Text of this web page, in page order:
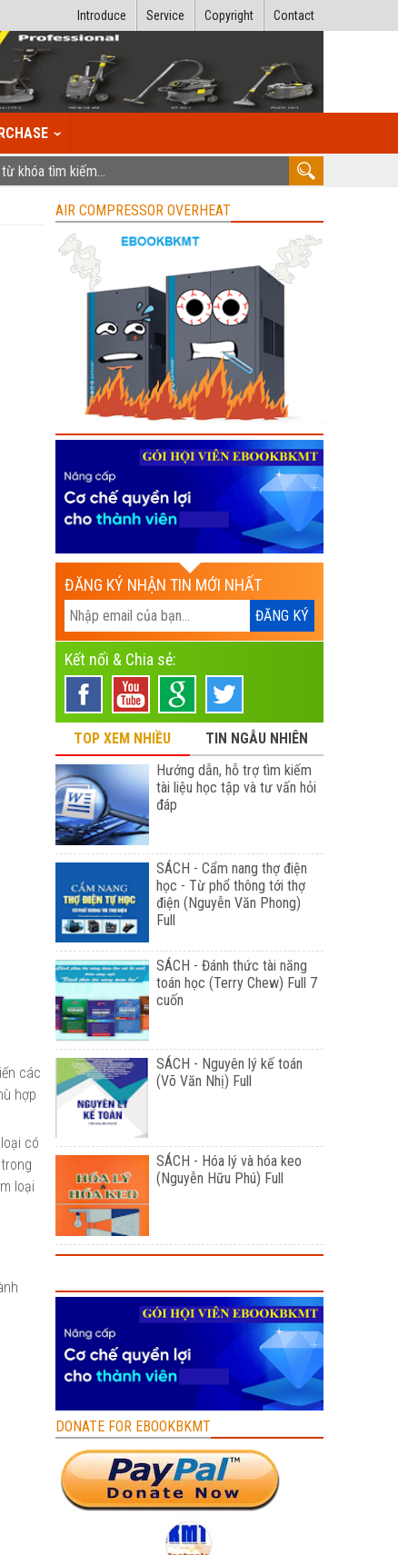
Contact
Copyright
Service
Introduce
các
hợp
có
loại
AIR COMPRESSOR OVERHEAT
ĐĂNG KÝ NHẬN TIN MỚI NHẤT
Kết nối & Chia sẻ:
TOP XEM NHIỀU
TIN NGẪU NHIÊN
Hướng dẫn, hỗ trợ tìm kiếm
tài liệu học tập và tư vấn hỏi
đáp
SÁCH - Cẩm nang thợ điện
học - Từ phổ thông tới thợ
điện (Nguyễn Văn Phong)
Full
SÁCH - Đánh thức tài năng
toán học (Terry Chew) Full 7
cuốn
SÁCH - Nguyên lý kế toán
(Võ Văn Nhị) Full
SÁCH - Hóa lý và hóa keo
(Nguyễn Hữu Phú) Full
DONATE FOR EBOOKBKMT